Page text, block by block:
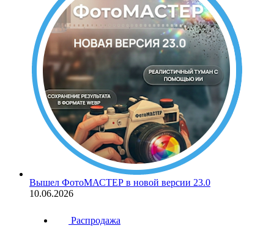
Вышел ФотоМАСТЕР в новой версии 23.0
10.06.2026
Распродажа